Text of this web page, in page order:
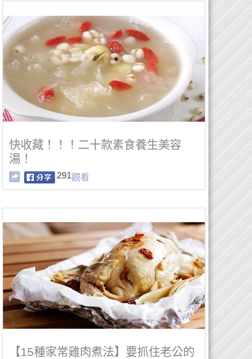
快收藏！！！二十款素食養生美容
湯！
291觀看
【15種家常雞肉煮法】要抓住老公的